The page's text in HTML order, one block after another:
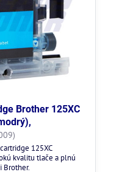
Brother 125XC
125XC
kvalitu tlače a plnú
Brother.